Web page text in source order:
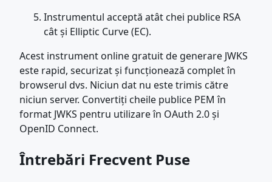
Instrumentul acceptă atât chei publice RSA
cât și Elliptic Curve (EC).
Acest instrument online gratuit de generare JWKS
este rapid, securizat și funcționează complet în
browserul dvs. Niciun dat nu este trimis către
niciun server. Convertiți cheile publice PEM în
format JWKS pentru utilizare în OAuth 2.0 și
OpenID Connect.
Întrebări Frecvent Puse